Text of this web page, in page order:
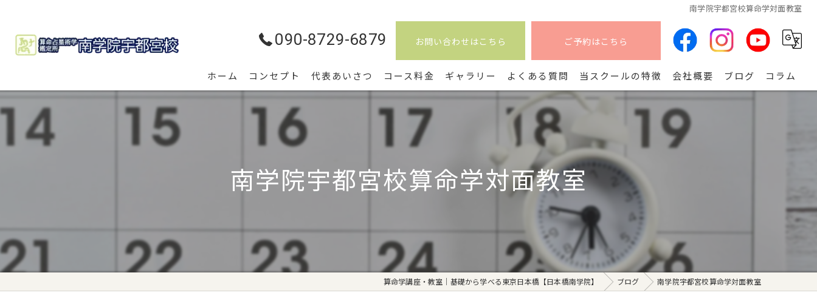
南学院宇都宮校算命学対面教室
090-8729-6879 お問い合わせはこちら ご予約はこちら
ホーム コンセプト 代表あいさつ コース料金 ギャラリー よくある質問 当スクールの特徴
開講
会社概要 ブログ コラム
南学院宇都宮校算命学対面教室
算命学講座・教室｜基礎から学べる東京日本橋【日本橋南学院】 ブログ 南学院宇都宮校算命学対面教室